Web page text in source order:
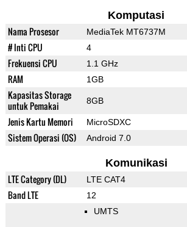
Komputasi
Nama Prosesor MediaTek MT6737M
# Inti CPU 4
Frekuensi CPU 1.1 GHz
RAM 1GB
Kapasitas Storage
untuk Pemakai
8GB
Jenis Kartu Memori MicroSDXC
Sistem Operasi (OS) Android 7.0
Komunikasi
LTE Category (DL) LTE CAT4
Band LTE 12
UMTS